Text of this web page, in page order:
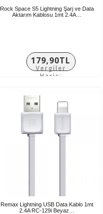
Rock Space S5 Lightning Şarj ve Data
Aktarım Kablosu 1mt 2.4A…
179,90TL
Vergiler
Hariç:
Remax Lightning USB Data Kablo 1mt
2.4A RC-129i Beyaz…